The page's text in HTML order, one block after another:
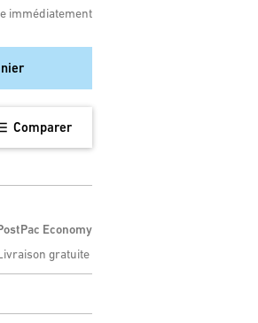
immédiatement
Comparer
Economy
gratuite